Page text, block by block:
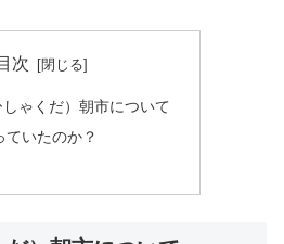
次
ゃくだ）朝市について
ていたのか？